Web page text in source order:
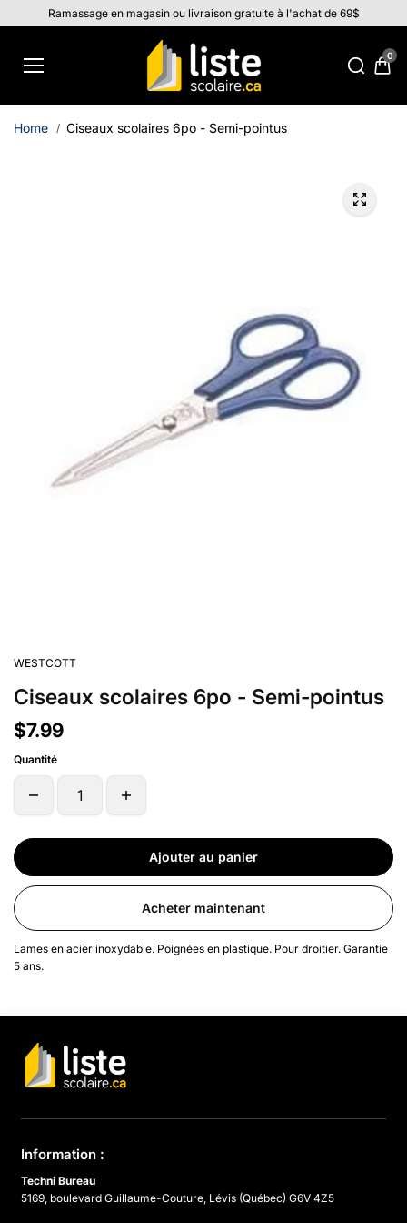
Aller au
contenu
Ramassage en magasin ou livraison gratuite à l'achat de 69$
0
Home Ciseaux scolaires 6po - Semi-pointus
WESTCOTT
Ciseaux scolaires 6po - Semi-pointus
$7.99
Quantité
Ajouter au panier
Acheter maintenant
Lames en acier inoxydable. Poignées en plastique. Pour droitier. Garantie
5 ans.
Information :
Techni Bureau
5169, boulevard Guillaume-Couture, Lévis (Québec) G6V 4Z5